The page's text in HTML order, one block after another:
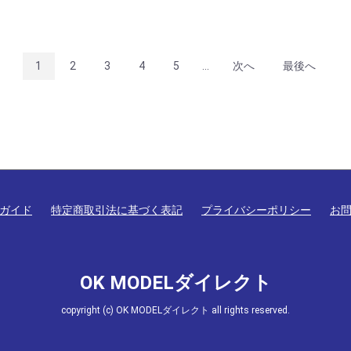
1 2 3 4 5 ... 次へ 最後へ
イド 特定商取引法に基づく表記 プライバシーポリシー お
OK MODELダイレクト
copyright (c) OK MODELダイレクト all rights reserved.